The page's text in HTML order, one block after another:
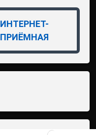
ИНТЕРНЕТ-
ПРИЁМНАЯ